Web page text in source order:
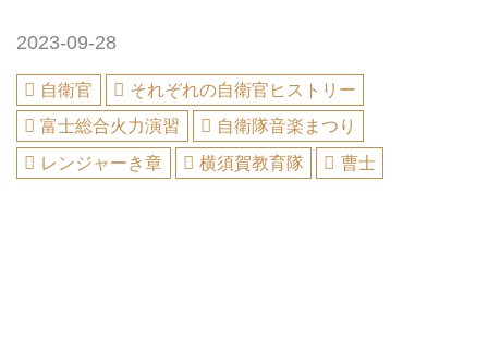
2023-09-28
自衛官
それぞれの自衛官ヒストリー
富士総合火力演習
自衛隊音楽まつり
レンジャーき章
横須賀教育隊 曹士